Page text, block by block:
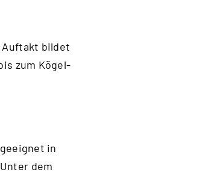
Auftakt bildet
zum Kögel-
in
dem